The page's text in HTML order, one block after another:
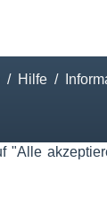
/ Hilfe /